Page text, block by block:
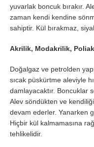
yuvarlak boncuk bırakır.
zaman kendi kendine
sahiptir. Kül bırakmaz,
Akrilik, Modakrilik,
Doğalgaz ve petrolden
sıcak püskürtme aleviyle
damlayacaktır. Boncuklar
Alev söndükten ve
devam ederler. Yanarken
Hiçbir kül kalmamasına
tehlikelidir.